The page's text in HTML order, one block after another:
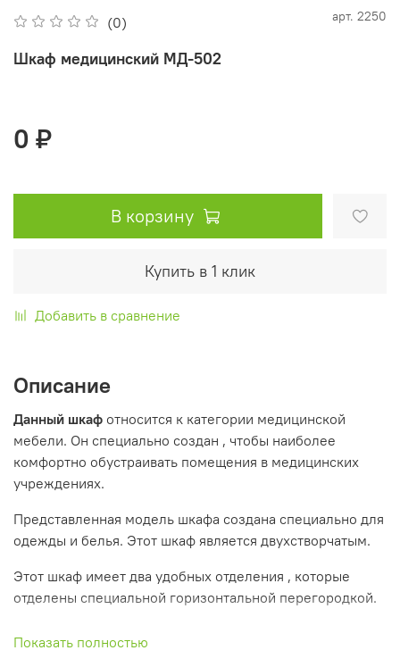
(0) арт. 2250
Шкаф медицинский МД-502
0 ₽
В корзину
Купить в 1 клик
Добавить в сравнение
Описание
Данный шкаф относится к категории медицинской
мебели. Он специально создан , чтобы наиболее
комфортно обустраивать помещения в медицинских
учреждениях.
Представленная модель шкафа создана специально для
одежды и белья. Этот шкаф является двухстворчатым.
Этот шкаф имеет два удобных отделения , которые
отделены специальной горизонтальной перегородкой.
Показать полностью